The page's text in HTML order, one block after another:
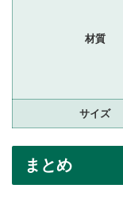
材質
サイズ
まとめ